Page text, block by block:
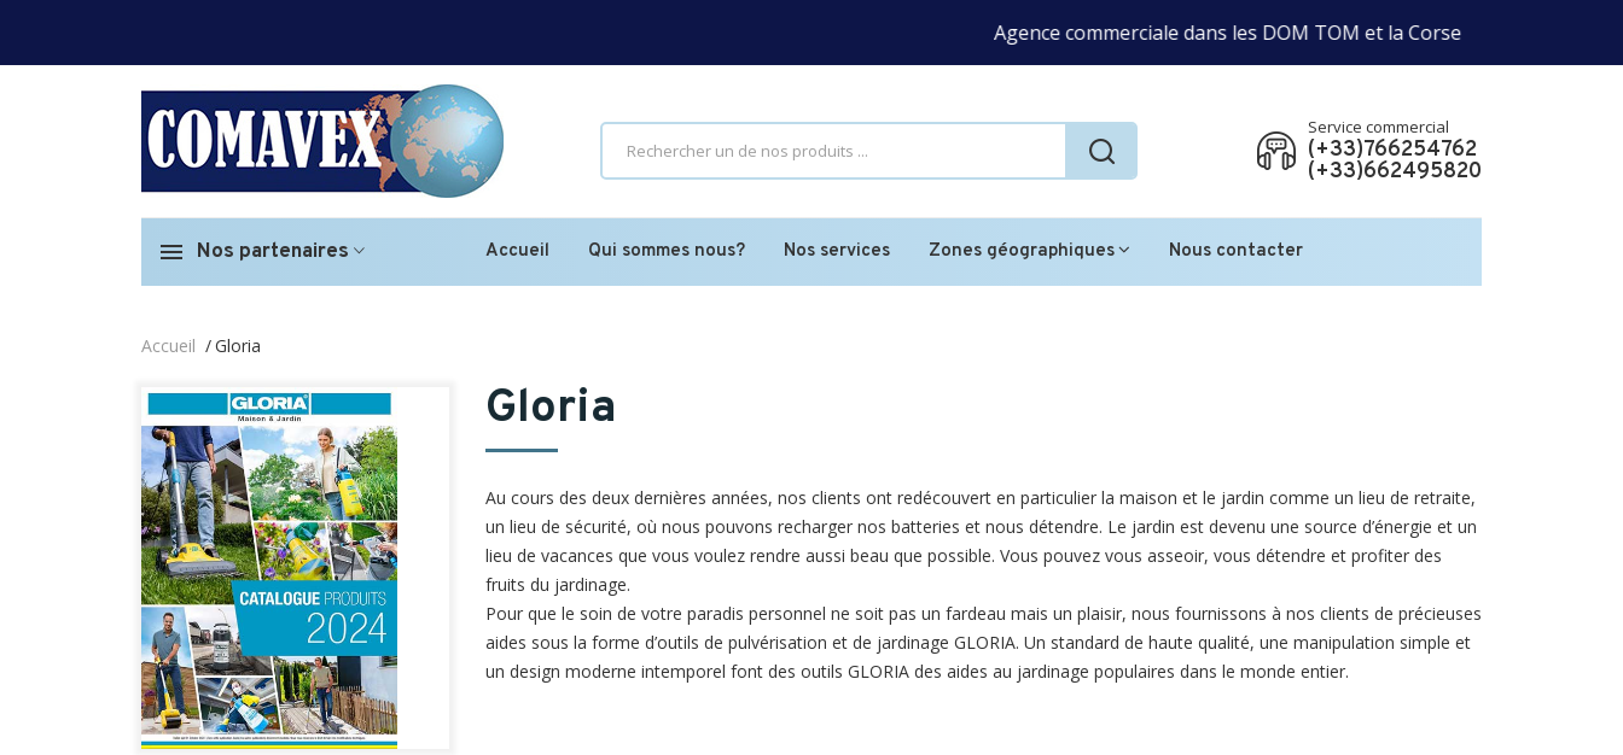
Agence commerciale dans les DOM TOM et la Corse Notre
Service commercial
(+33)766254762
(+33)662495820
Nos partenaires Accueil Qui sommes nous? Nos services Zones géographiques Nous contacter
Accueil Gloria
Gloria
Au cours des deux dernières années, nos clients ont redécouvert en particulier la maison et le jardin comme un lieu de retraite,
un lieu de sécurité, où nous pouvons recharger nos batteries et nous détendre. Le jardin est devenu une source d’énergie et un
lieu de vacances que vous voulez rendre aussi beau que possible. Vous pouvez vous asseoir, vous détendre et profiter des
fruits du jardinage.
Pour que le soin de votre paradis personnel ne soit pas un fardeau mais un plaisir, nous fournissons à nos clients de précieuses
aides sous la forme d’outils de pulvérisation et de jardinage GLORIA. Un standard de haute qualité, une manipulation simple et
un design moderne intemporel font des outils GLORIA des aides au jardinage populaires dans le monde entier.